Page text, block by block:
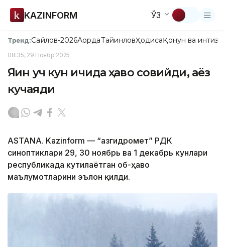
KAZINFORM ЎЗ
Тренд:Сайлов-2026АқордаТайинловҲодисаҚонун ва
08:35, 29 Ноябр 2025
Яқин уч кун ичида ҳаво совийди, аёз
кучаяди
ASTANA. Kazinform — “Қазгидромет” РДК
синоптиклари 29, 30 ноябрь ва 1 декабрь кунлари
республикада кутилаётган об-ҳаво
маълумотларини эълон қилди.